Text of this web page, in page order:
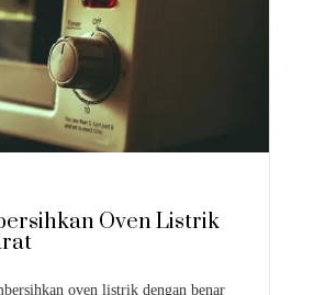
Oven Listrik
oven listrik dengan benar